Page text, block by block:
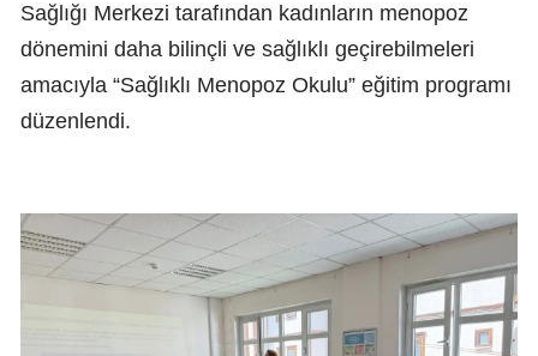
Sağlığı Merkezi tarafından kadınların menopoz
dönemini daha bilinçli ve sağlıklı geçirebilmeleri
amacıyla “Sağlıklı Menopoz Okulu” eğitim programı
düzenlendi.